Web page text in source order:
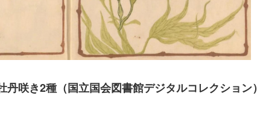
咲き2種（国立国会図書館デジタルコレクション）